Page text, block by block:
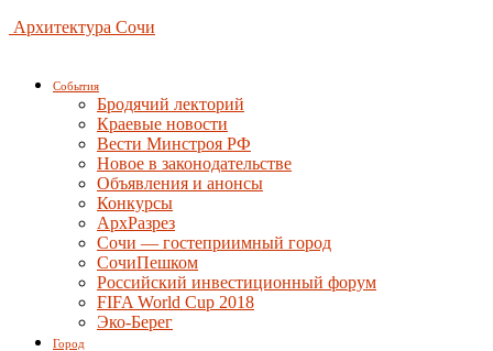
Архитектура Сочи
События
Бродячий лекторий
Краевые новости
Вести Минстроя РФ
Новое в законодательстве
Объявления и анонсы
Конкурсы
АрхРазрез
Сочи — гостеприимный город
СочиПешком
Российский инвестиционный форум
FIFA World Cup 2018
Эко-Берег
Город